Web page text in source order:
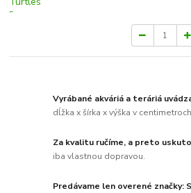
Vyrábané akváriá a teráriá
dĺžka x šírka x výška v
Za kvalitu ručíme, a preto
iba vlastnou dopravou.
Predávame len overené značky: